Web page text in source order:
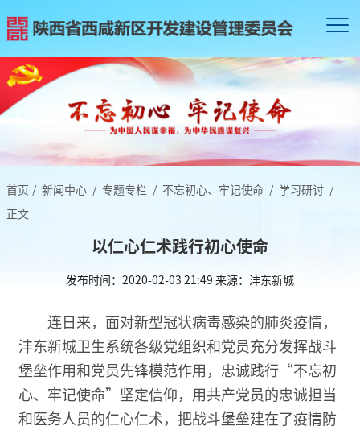
首页 / 新闻中心 / 专题专栏 / 不忘初心、牢记使命 / 学习研讨 /
正文
以仁心仁术践行初心使命
发布时间：2020-02-03 21:49 来源：沣东新城
连日来，面对新型冠状病毒感染的肺炎疫情，
沣东新城卫生系统各级党组织和党员充分发挥战斗
堡垒作用和党员先锋模范作用，忠诚践行“不忘初
心、牢记使命”坚定信仰，用共产党员的忠诚担当
和医务人员的仁心仁术，把战斗堡垒建在了疫情防